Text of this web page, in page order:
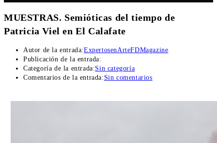
MUESTRAS. Semióticas del tiempo de
Patricia Viel en El Calafate
Autor de la entrada:ExpertosenArteFDMagazine
Publicación de la entrada:
Categoría de la entrada:Sin categoría
Comentarios de la entrada: Sin comentarios